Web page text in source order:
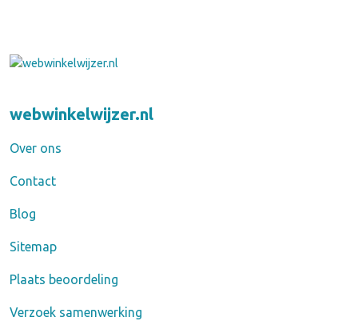
webwinkelwijzer.nl
Over ons
Contact
Blog
Sitemap
Plaats beoordeling
Verzoek samenwerking